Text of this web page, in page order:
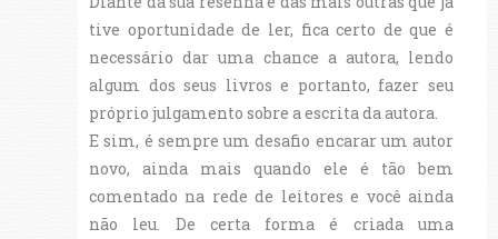
tive oportunidade de ler, fica certo de que é
necessário dar uma chance a autora, lendo
algum dos seus livros e portanto, fazer seu
próprio julgamento sobre a escrita da autora.
E sim, é sempre um desafio encarar um autor
novo, ainda mais quando ele é tão bem
comentado na rede de leitores e você ainda
não leu. De certa forma é criada uma